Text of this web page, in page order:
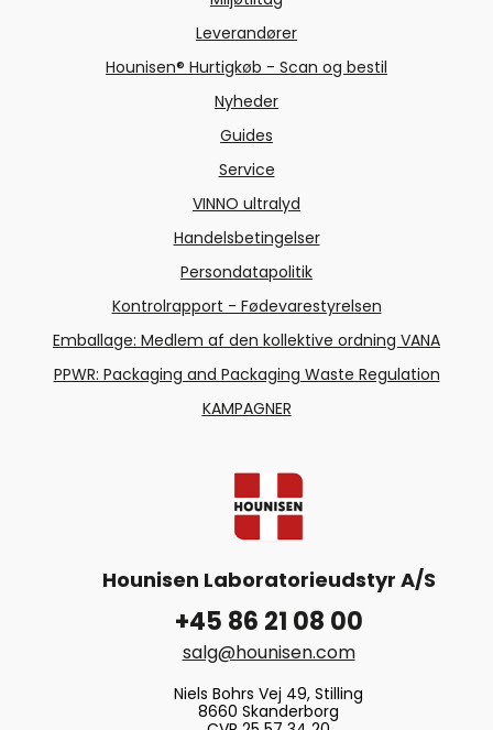
Leverandører
Hounisen® Hurtigkøb - Scan og bestil
Nyheder
Guides
Service
VINNO ultralyd
Handelsbetingelser
Persondatapolitik
Kontrolrapport - Fødevarestyrelsen
Emballage: Medlem af den kollektive ordning VANA
PPWR: Packaging and Packaging Waste Regulation
KAMPAGNER
Hounisen Laboratorieudstyr A/S
+45 86 21 08 00
salg@hounisen.com
Niels Bohrs Vej 49, Stilling
8660 Skanderborg